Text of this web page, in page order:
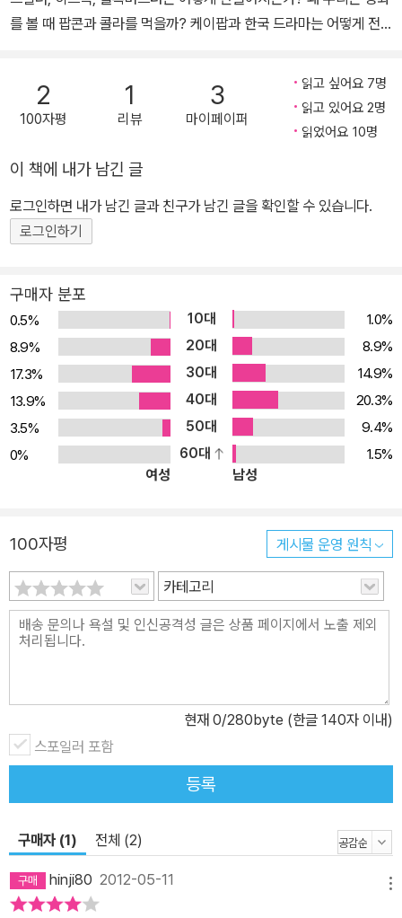
를 볼 때 팝콘과 콜라를 먹을까? 케이팝과 한국 드라마는 어떻게 전
미디어의 지정학 - “이제 문화의 세계대전이 선포되었다!” ‘이제는 문
화다!’ 새뮤얼 헌팅턴이 “문화가 중요하다”고 밝혔듯이, 조지프 나이
중 하나가 되었다. 문학과지성사에서 ‘현대의 지성’ 시리즈로 출간된
『메인스트림mainstream』은 대중문화의 세계지도를 그리기 위해, 5
년이 넘는 기간 동안 전 세계 방방곡곡을 누빈 저자의 땀의 결실이자
세계 문화 견문록이다. 이 책에 나오는 방대한 자료는 서울에서 베이
라하에서 보스턴까지 그야말로 다섯 대륙을 종횡무진하며 30개국 1
50여 개 도시에서 만난 1,250명과 인터뷰한 결과물이다. 전례를 찾
아보기 힘든 이러한 작업을 수행한 저자 프레데릭 마르텔은 프랑스의
문화 비평가(저널리스트, 사회학자)로서, 미국의 대중문화가 전 세계
곳곳에 파고들 수 있었던 이유를 낱낱이 추적하고, 세계의 다종다양
한 문화가 미국 문화에 어떻게 저항하고 경쟁하고 있는지 탐문하며,
세계화와 문화자본주의, 인터넷 혁명 등으로 상징되는 이 시대에 문
화의 향방과 나아갈 길을 성찰한다. 이 책에서 생생히 그려 보여주는
전’이라 할 만한 현상이다. 그리고 그 전쟁은 이미 시작되었다! (문학
과지성사 刊) 미국 vs 세계! 이젠 대중문화로 겨룬다 많은 시청자를
겨냥하는 미디어나 문화 상품을 가리키는 ‘메인스트림 문화’라는 표
현은 엘리트주의적이지 않은 문화라는 긍정적인 의미와 상업적이고
규격화된 ‘시장 문화’라는 부정적인 의미를 함께 갖는다. 이러한 메인
스트림 문화 산업의 독보적인 선두주자는 분명 미국이다. 미국은 끊
트씩 신장하고 있다. ‘반미’를 외치며 싸우는 중국이나 여러 아랍 국가
들조차 미국식 모델을 ‘모방’하면서 싸운다. 이러한 미국의 문화적 헤
게모니는 어떻게 설명할 수 있을까? 저자는 이에 대한 답을 찾기 위
해 영화감독, 사업가, 정부 관료, 배우, 아나운서, 에이전트, 로비스트,
기자, 문화 비평가, 교수 등 수많은 사람들을 찾아가 질문을 던진다.
방대한 탐문의 결과 저자는 다음과 같은 것들을 그 요인으로 꼽는다.
다양한 언어권과 문화권 출신의 이민자들, 대학에서 지원하는 연구,
매우 분산된 공적 재정 지원, 높이 평가되는 반문화, 문화 산업 내부의
효율적 구조, 창의력과 문화적 다양성에 대한 열망 등. 물론 창작 산업
2
100자평
1
리뷰
3
마이페이퍼
읽고 싶어요 7명
읽고 있어요 2명
읽었어요 10명
이 책에 내가 남긴 글
로그인하면 내가 남긴 글과 친구가 남긴 글을 확인할 수 있습니다.
로그인하기
구매자 분포
0.5% 10대
1.0%
8.9%
20대
8.9%
17.3%
30대
14.9%
13.9%
40대
20.3%
3.5%
50대
9.4%
0%
60대
1.5%
여성
남성
100자평 게시물 운영 원칙
카테고리
현재 0/280byte (한글 140자 이내)
스포일러 포함
등록
구매자 (1) 전체 (2)
hinji80 2012-05-11